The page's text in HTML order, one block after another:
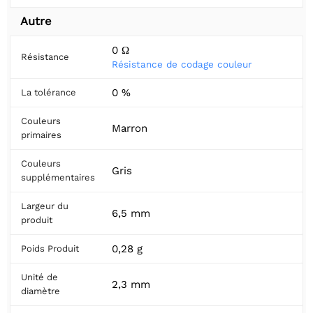
Autre
Résistance
0 Ω
Résistance de codage couleur
La tolérance 0 %
Couleurs
primaires
Marron
Couleurs
supplémentaires
Gris
Largeur du
produit
6,5 mm
Poids Produit 0,28 g
Unité de
diamètre
2,3 mm